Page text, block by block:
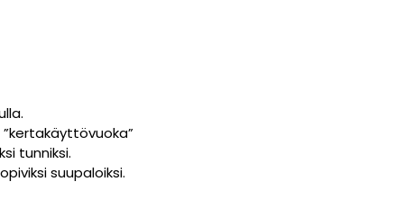
tunniksi.
suupaloiksi.